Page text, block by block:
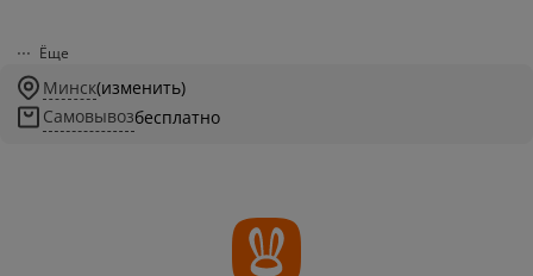
Ёще
Минск(изменить)
Самовывозбесплатно